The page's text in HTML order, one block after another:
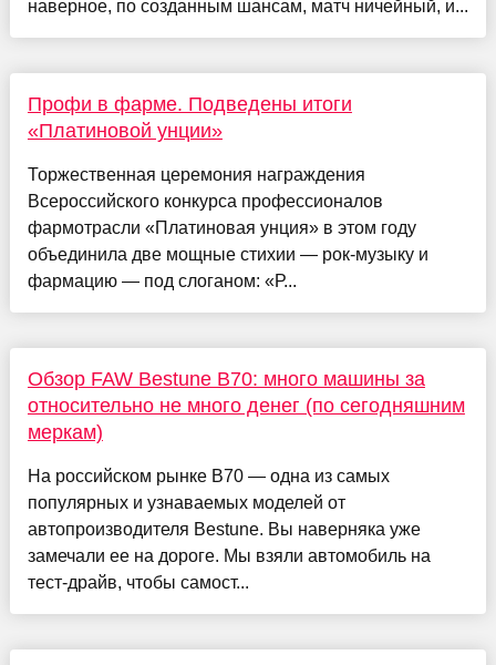
наверное, по созданным шансам, матч ничейный, и...
Профи в фарме. Подведены итоги
«Платиновой унции»
Торжественная церемония награждения
Всероссийского конкурса профессионалов
фармотрасли «Платиновая унция» в этом году
объединила две мощные стихии — рок-музыку и
фармацию — под слоганом: «Р...
Обзор FAW Bestune B70: много машины за
относительно не много денег (по сегодняшним
меркам)
На российском рынке B70 — одна из самых
популярных и узнаваемых моделей от
автопроизводителя Bestune. Вы наверняка уже
замечали ее на дороге. Мы взяли автомобиль на
тест-драйв, чтобы самост...